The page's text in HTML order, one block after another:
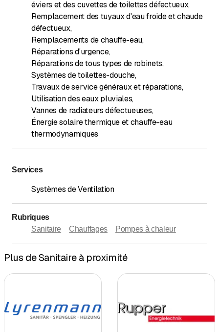
éviers et des cuvettes de toilettes défectueux,
Remplacement des tuyaux d'eau froide et chaude
défectueux,
Remplacements de chauffe-eau,
Réparations d'urgence,
Réparations de tous types de robinets,
Systèmes de toilettes-douche,
Travaux de service généraux et réparations,
Utilisation des eaux pluviales,
Vannes de radiateurs défectueuses,
Énergie solaire thermique et chauffe-eau
thermodynamiques
Services
Systèmes de Ventilation
Rubriques
Sanitaire
Chauffages Pompes à chaleur
Plus de Sanitaire à proximité